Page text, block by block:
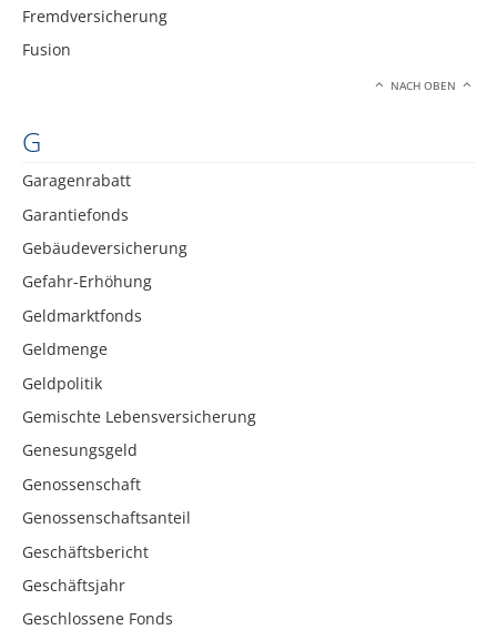
Fremdversicherung
Fusion
NACH OBEN
G
Garagenrabatt
Garantiefonds
Gebäudeversicherung
Gefahr-Erhöhung
Geldmarktfonds
Geldmenge
Geldpolitik
Gemischte Lebensversicherung
Genesungsgeld
Genossenschaft
Genossenschaftsanteil
Geschäftsbericht
Geschäftsjahr
Geschlossene Fonds